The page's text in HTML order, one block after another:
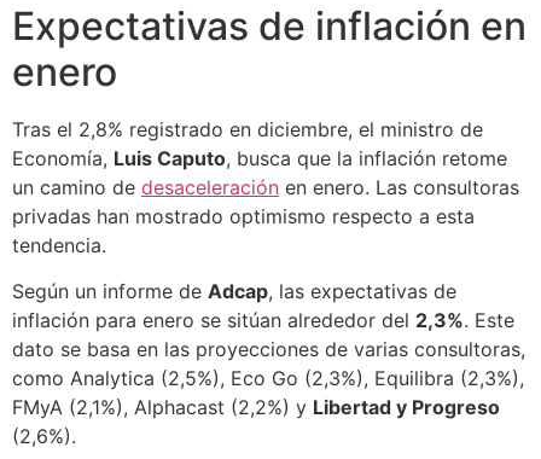
Expectativas de inflación en
enero
Tras el 2,8% registrado en diciembre, el ministro de
Economía, Luis Caputo, busca que la inflación retome
un camino de desaceleración en enero. Las consultoras
privadas han mostrado optimismo respecto a esta
tendencia.
Según un informe de Adcap, las expectativas de
inflación para enero se sitúan alrededor del 2,3%. Este
dato se basa en las proyecciones de varias consultoras,
como Analytica (2,5%), Eco Go (2,3%), Equilibra (2,3%),
FMyA (2,1%), Alphacast (2,2%) y Libertad y Progreso
(2,6%).